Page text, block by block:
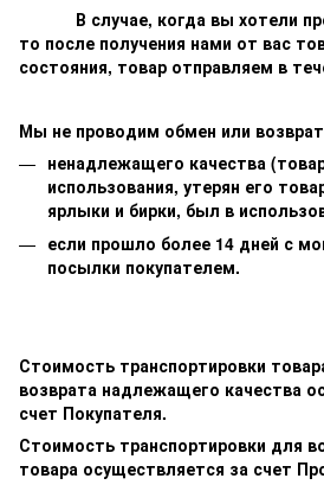
В случае, когда вы хотели
то после получения нами от вас
состояния, товар отправляем в
Мы не проводим обмен или
ненадлежащего качества
использования, утерян его
ярлыки и бирки, был в
если прошло более 14 дней с
посылки покупателем.
Стоимость транспортировки
возврата надлежащего качества
счет Покупателя.
Стоимость транспортировки для
товара осуществляется за счет